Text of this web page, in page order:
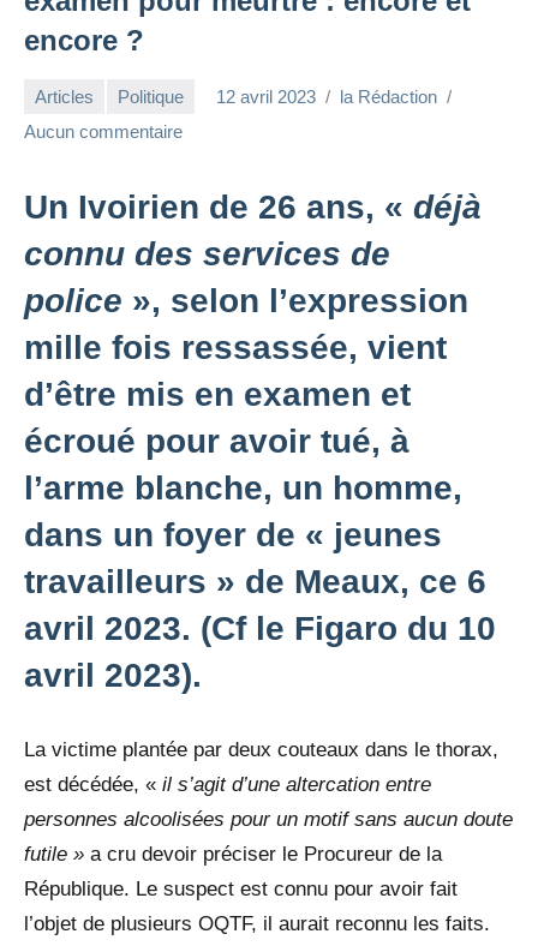
encore ?
Articles Politique 12 avril 2023
la Rédaction
Aucun commentaire
Un Ivoirien de 26 ans, « déjà
connu des services de
police », selon l’expression
mille fois ressassée, vient
d’être mis en examen et
écroué pour avoir tué, à
l’arme blanche, un homme,
dans un foyer de « jeunes
travailleurs » de Meaux, ce 6
avril 2023. (Cf le Figaro du 10
avril 2023).
La victime plantée par deux couteaux dans le thorax,
est décédée, « il s’agit d’une altercation entre
personnes alcoolisées pour un motif sans aucun doute
futile » a cru devoir préciser le Procureur de la
République. Le suspect est connu pour avoir fait
l’objet de plusieurs OQTF, il aurait reconnu les faits.